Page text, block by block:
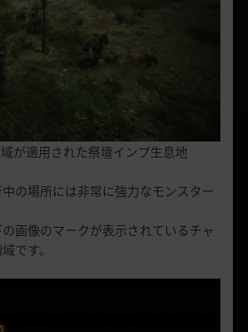
が適用された祭壇インプ生息地
の場所には非常に強力なモンスター
画像のマークが表示されているチャ
です。